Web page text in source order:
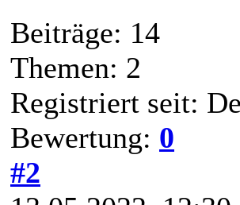
Beiträge: 14
Themen: 2
Registriert seit:
Bewertung: 0
#2